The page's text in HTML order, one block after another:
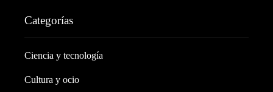
Categorías
Ciencia y tecnología
Cultura y ocio